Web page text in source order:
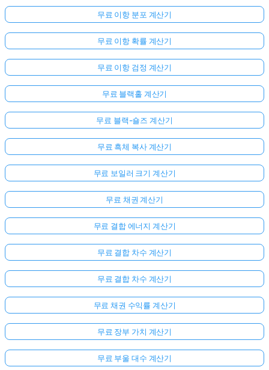
문
이
습
다
첫
번
째
질
문
하
기
무료 이항 분포 계산기
무료 이항 확률 계산기
무료 이항 검정 계산기
무료 블랙홀 계산기
무료 블랙-숄즈 계산기
무료 흑체 복사 계산기
무료 보일러 크기 계산기
무료 채권 계산기
무료 결합 에너지 계산기
무료 결합 차수 계산기
무료 결합 차수 계산기
무료 채권 수익률 계산기
무료 장부 가치 계산기
무료 부울 대수 계산기